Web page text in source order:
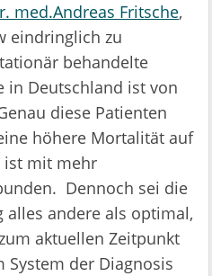
med.Andreas Fritsche,
eindringlich zu
behandelte
in Deutschland ist von
diese Patienten
höhere Mortalität auf
ist mit mehr
Dennoch sei die
alles andere als optimal,
aktuellen Zeitpunkt
System der Diagnosis